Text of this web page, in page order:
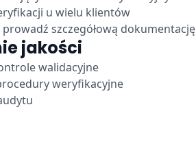
u wielu klientów
szczegółową dokumentację
jakości
walidacyjne
weryfikacyjne